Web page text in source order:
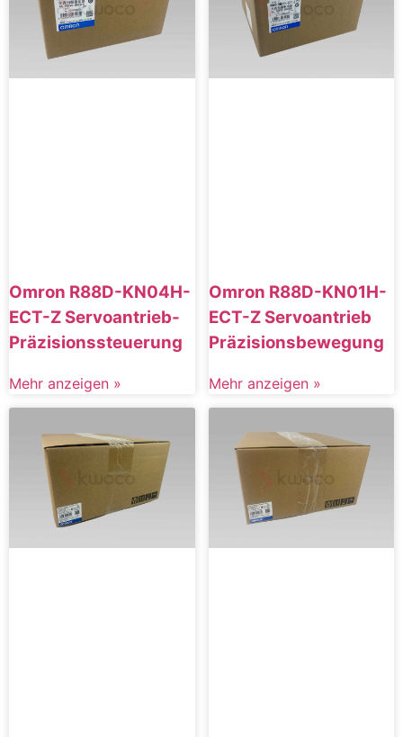
Omron R88D-KN04H-
ECT-Z Servoantrieb-
Präzisionssteuerung
Mehr anzeigen »
Omron R88D-KN01H-
ECT-Z Servoantrieb
Präzisionsbewegung
Mehr anzeigen »